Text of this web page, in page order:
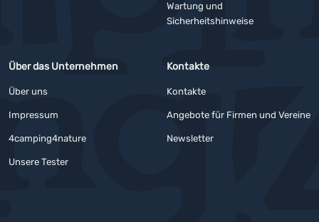
Wartung und
Sicherheitshinweise
Über das Unternehmen
Über uns
Impressum
4camping4nature
Unsere Tester
Kontakte
Kontakte
Angebote für Firmen und Vereine
Newsletter